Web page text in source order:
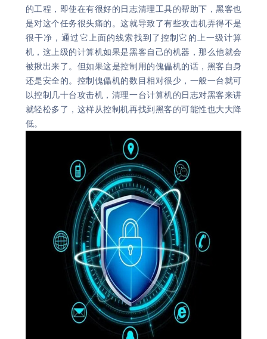
的工程，即使在有很好的日志清理工具的帮助下，黑客也
是对这个任务很头痛的。这就导致了有些攻击机弄得不是
很干净，通过它上面的线索找到了控制它的上一级计算
机，这上级的计算机如果是黑客自己的机器，那么他就会
被揪出来了。但如果这是控制用的傀儡机的话，黑客自身
还是安全的。控制傀儡机的数目相对很少，一般一台就可
以控制几十台攻击机，清理一台计算机的日志对黑客来讲
就轻松多了，这样从控制机再找到黑客的可能性也大大降
低。